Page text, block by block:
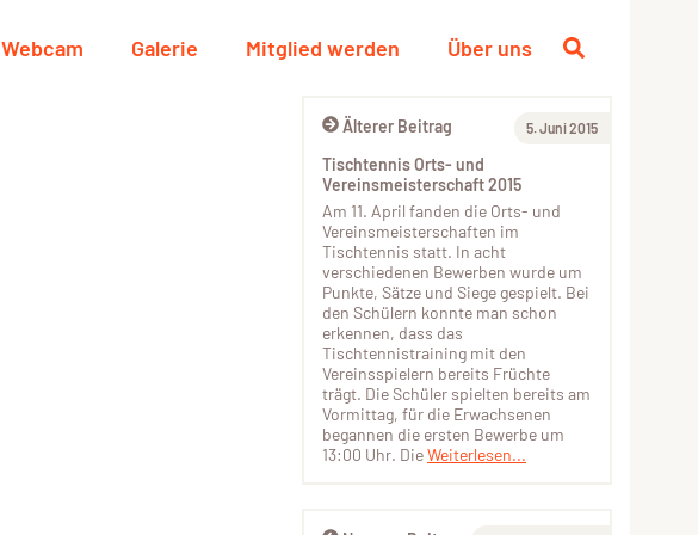
Webcam Galerie Mitglied werden Über uns
Älterer Beitrag 5. Juni 2015
Tischtennis Orts- und
Vereinsmeisterschaft 2015
Am 11. April fanden die Orts- und
Vereinsmeisterschaften im
Tischtennis statt. In acht
verschiedenen Bewerben wurde um
Punkte, Sätze und Siege gespielt. Bei
den Schülern konnte man schon
erkennen, dass das
Tischtennistraining mit den
Vereinsspielern bereits Früchte
trägt. Die Schüler spielten bereits am
Vormittag, für die Erwachsenen
begannen die ersten Bewerbe um
13:00 Uhr. DieWeiterlesen...